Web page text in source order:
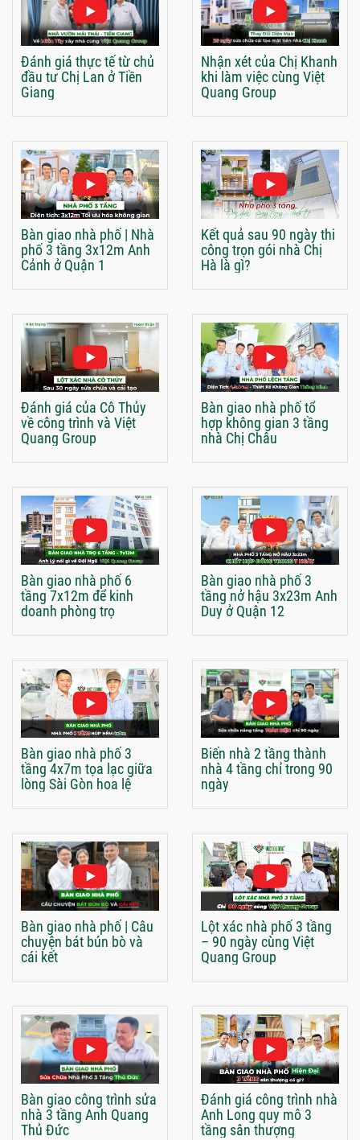
Đánh giá thực tế từ chủ
đầu tư Chị Lan ở Tiền
Giang
Nhận xét của Chị Khanh
khi làm việc cùng Việt
Quang Group
Bàn giao nhà phố | Nhà
phố 3 tầng 3x12m Anh
Cảnh ở Quận 1
Kết quả sau 90 ngày thi
công trọn gói nhà Chị
Hà là gì?
Đánh giá của Cô Thủy
về công trình và Việt
Quang Group
Bàn giao nhà phố tổ
hợp không gian 3 tầng
nhà Chị Châu
Bàn giao nhà phố 6
tầng 7x12m để kinh
doanh phòng trọ
Bàn giao nhà phố 3
tầng nở hậu 3x23m Anh
Duy ở Quận 12
Bàn giao nhà phố 3
tầng 4x7m tọa lạc giữa
lòng Sài Gòn hoa lệ
Biến nhà 2 tầng thành
nhà 4 tầng chỉ trong 90
ngày
Bàn giao nhà phố | Câu
chuyện bát bún bò và
cái kết
Lột xác nhà phố 3 tầng
– 90 ngày cùng Việt
Quang Group
Bàn giao công trình sửa
nhà 3 tầng Anh Quang
Thủ Đức
Đánh giá công trình nhà
Anh Long quy mô 3
tầng sân thượng